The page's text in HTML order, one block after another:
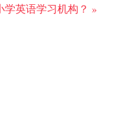
英语学习机构？ »